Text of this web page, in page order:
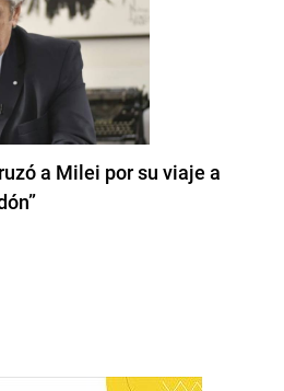
a Milei por su viaje a